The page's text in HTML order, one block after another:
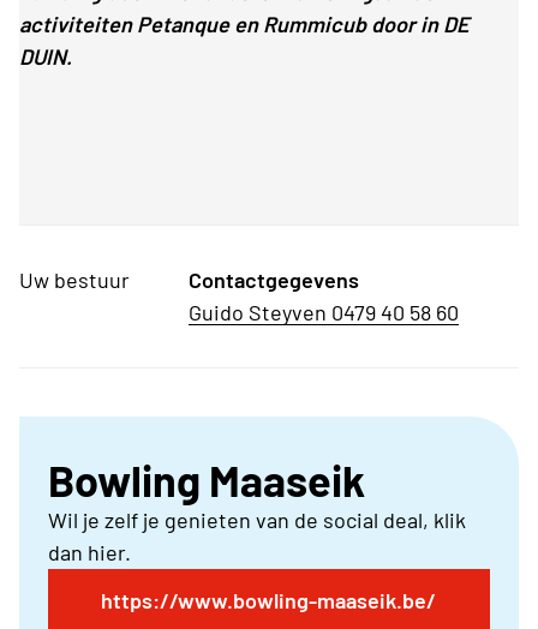
activiteiten Petanque en Rummicub door in DE
DUIN.
Uw bestuur
Contactgegevens
Guido Steyven 0479 40 58 60
Bowling Maaseik
Wil je zelf je genieten van de social deal, klik
dan hier.
https://www.bowling-maaseik.be/